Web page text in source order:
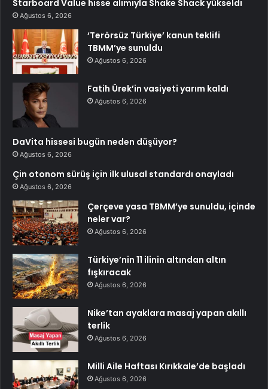
Starboard Value hisse alımıyla Shake Shack yükseldi
Ağustos 6, 2026
‘Terörsüz Türkiye’ kanun teklifi
TBMM’ye sunuldu
Ağustos 6, 2026
Fatih Ürek’in vasiyeti yarım kaldı
Ağustos 6, 2026
DaVita hissesi bugün neden düşüyor?
Ağustos 6, 2026
Çin otonom sürüş için ilk ulusal standardı onayladı
Ağustos 6, 2026
Çerçeve yasa TBMM’ye sunuldu, içinde
neler var?
Ağustos 6, 2026
Türkiye’nin 11 ilinin altından altın
fışkıracak
Ağustos 6, 2026
Nike’tan ayaklara masaj yapan akıllı
terlik
Ağustos 6, 2026
Milli Aile Haftası Kırıkkale’de başladı
Ağustos 6, 2026